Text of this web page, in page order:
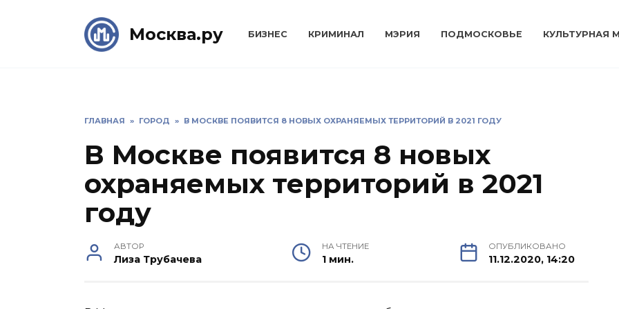
Москва.ру БИЗНЕС КРИМИНАЛ МЭРИЯ ПОДМОСКОВЬЕ КУЛЬТУРНАЯ
ГЛАВНАЯ » ГОРОД » В МОСКВЕ ПОЯВИТСЯ 8 НОВЫХ ОХРАНЯЕМЫХ ТЕРРИТОРИЙ В 2021 ГОДУ
В Москве появится 8 новых
охраняемых территорий в 2021
году
АВТОР
Лиза Трубачева
НА ЧТЕНИЕ
1 мин.
ОПУБЛИКОВАНО
11.12.2020, 14:20